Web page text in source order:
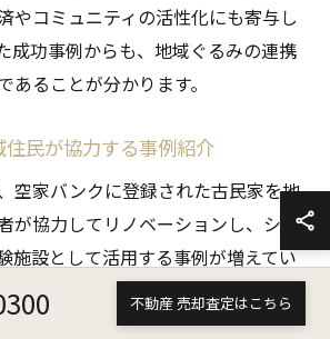
やコミュニティの活性化にも寄与し
成功事例からも、地域ぐるみの連携
あることが分かります。
民が協力する事例紹介
空家バンクに登録された古民家を地
が協力してリノベーションし、シェ
施設として活用する事例が増えてい
者だけでなく、地域住民が積極的に
を行うことで、移住者が地域に溶け
不動産 売却査定はこちら